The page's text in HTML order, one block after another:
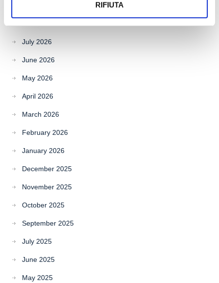
RIFIUTA
Archives
July 2026
June 2026
May 2026
April 2026
March 2026
February 2026
January 2026
December 2025
November 2025
October 2025
September 2025
July 2025
June 2025
May 2025